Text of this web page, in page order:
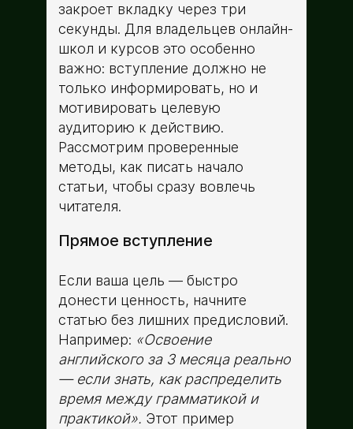
закроет вкладку через три
секунды. Для владельцев онлайн-
школ и курсов это особенно
важно: вступление должно не
только информировать, но и
мотивировать целевую
аудиторию к действию.
Рассмотрим проверенные
методы, как писать начало
статьи, чтобы сразу вовлечь
читателя.
Прямое вступление
Если ваша цель — быстро
донести ценность, начните
статью без лишних предисловий.
Например: «Освоение
английского за 3 месяца реально
— если знать, как распределить
время между грамматикой и
практикой». Этот пример